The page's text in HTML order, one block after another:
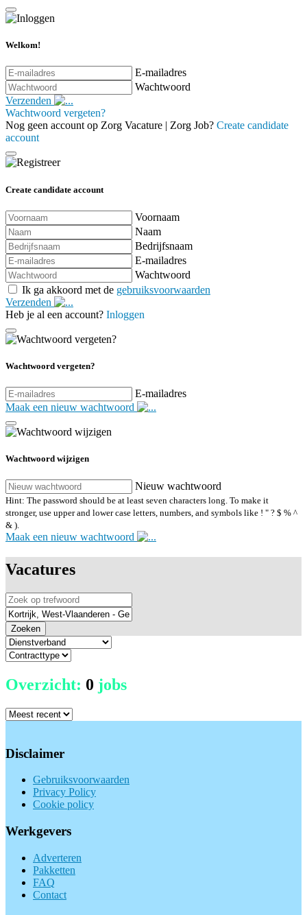
Welkom!
E-mailadres
Wachtwoord
Verzenden
Wachtwoord vergeten?
Nog geen account op Zorg Vacature | Zorg Job? Create candidate
account
Create candidate account
Voornaam
Naam
Bedrijfsnaam
E-mailadres
Wachtwoord
Ik ga akkoord met de gebruiksvoorwaarden
Verzenden
Heb je al een account? Inloggen
Wachtwoord vergeten?
E-mailadres
Maak een nieuw wachtwoord
Wachtwoord wijzigen
Nieuw wachtwoord
Hint: The password should be at least seven characters long. To make it
stronger, use upper and lower case letters, numbers, and symbols like ! " ? $ % ^
& ).
Maak een nieuw wachtwoord
Vacatures
Zoeken
Overzicht: 0 jobs
Disclaimer
Gebruiksvoorwaarden
Privacy Policy
Cookie policy
Werkgevers
Adverteren
Pakketten
FAQ
Contact